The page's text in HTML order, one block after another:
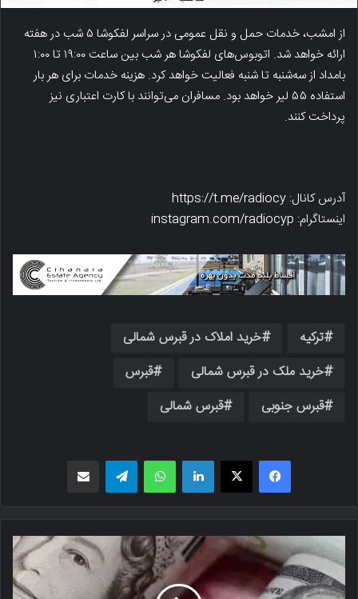
از امشب، خدمات حمل و نقل عمومی در سراسر لفکوشا ۵ شب در هفته
ارائه خواهد شد. اتوبوس‌های لفکوشا هر شب بین ساعت ۱۹:۰۰ تا ۱:۰۰
بامداد از سه‌شنبه تا شنبه فعالیت خواهد کرد. هزینه خدمات برای هر بار
استفاده ۵۵ لیر خواهد بود. مسافران می‌توانند با کارت اعتباری نیز
پرداخت کنند.
آدرس کانال: https://t.me/radiocy
اینستاگرام: instagram.com/radiocyp
ترکیه
خرید املاک در قبرس شمالی
خرید ملک در قبرس شمالی
قبرس
قبرس جنوبی
قبرس شمالی
فیسبوک X لینکدین واتس اپ